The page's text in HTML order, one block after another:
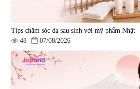
Tips chăm sóc da sau sinh với mỹ phẩm Nhật
48
07/08/2026